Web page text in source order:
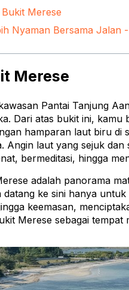
Merese
Nyaman Bersama Jalan
Merese
Pantai Tanjung
Dari atas bukit ini, kamu
hamparan laut biru di
Angin laut yang sejuk
bermeditasi, hingga
adalah panorama
datang ke sini hanya
keemasan,
Merese sebagai tempat